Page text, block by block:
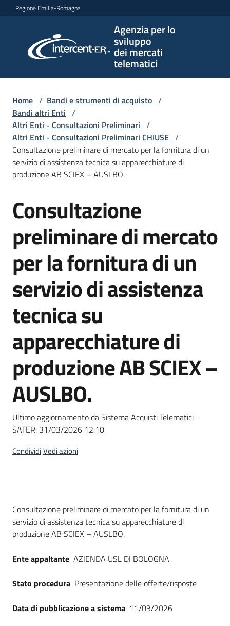
Vai al contenuto
Vai alla navigazione
Vai al footer
Regione Emilia-Romagna
Agenzia per lo
sviluppo
dei mercati
telematici
per lo
sviluppo
telematici
L'Agenzia
e
strumenti
acquisto
Supporto
Piattaforme
site
Home / Bandi e strumenti di acquisto /
Bandi altri Enti /
Altri Enti - Consultazioni Preliminari /
Altri Enti - Consultazioni Preliminari CHIUSE /
Consultazione preliminare di mercato per la fornitura di un
servizio di assistenza tecnica su apparecchiature di
produzione AB SCIEX – AUSLBO.
Salta al contenuto
Consultazione
preliminare di mercato
per la fornitura di un
servizio di assistenza
tecnica su
apparecchiature di
produzione AB SCIEX –
AUSLBO.
Ultimo aggiornamento da Sistema Acquisti Telematici -
SATER: 31/03/2026 12:10
CondividiVedi azioni
Dati del bando
Consultazione preliminare di mercato per la fornitura di un
servizio di assistenza tecnica su apparecchiature di
produzione AB SCIEX – AUSLBO.
Ente appaltante AZIENDA USL DI BOLOGNA
Stato procedura Presentazione delle offerte/risposte
Data di pubblicazione a sistema 11/03/2026